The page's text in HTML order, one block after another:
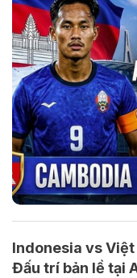
Indonesia vs
Đấu trí bản lề tại